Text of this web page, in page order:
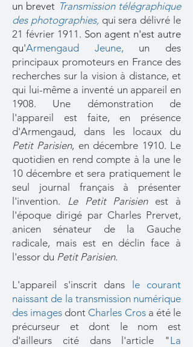
un brevet Transmission télégraphique
des photographies, qui sera délivré le
21 février 1911. Son agent n'est autre
qu'Armengaud Jeune, un des
principaux promoteurs en France des
recherches sur la vision à distance, et
qui lui-même a inventé un appareil en
1908. Une démonstration de
l'appareil est faite, en présence
d'Armengaud, dans les locaux du
Petit Parisien, en décembre 1910. Le
quotidien en rend compte à la une le
10 décembre et sera pratiquement le
seul journal français à présenter
l'invention. Le Petit Parisienest à
l'époque dirigé par Charles Prervet,
anicen sénateur de la Gauche
radicale, mais est en déclin face à
l'essor du Petit Parisien.
L'appareil s'inscrit dans
le courant
naissant de la transmission numérique
des images dont Charles Crosa été le
précurseur et dont le nom est
d'ailleurs cité dans l'article " La